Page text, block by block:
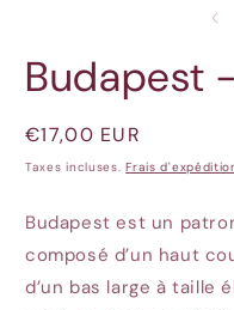
une
fenêtre
Budapest
Prix
habituel
€17,00 EUR
Taxes incluses.Frais
Budapest est un
composé d’un haut
d’un bas large à taille